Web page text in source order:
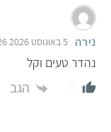
נירה 5 באוגוסט 2026 11:26
נהדר טעים וקל
הגב